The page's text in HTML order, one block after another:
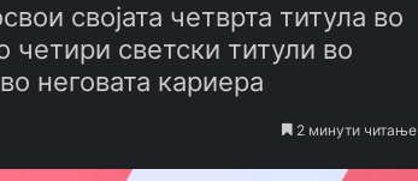
својата четврта титула во
четири светски титули во
неговата кариера
2 минути читање